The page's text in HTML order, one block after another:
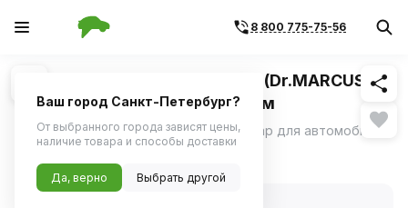
8 800 775-75-56
1/1 Похожие
Ароматизатор на дефлектор (Dr.MARCUS)
"Динамик" SENSO с флаконом
Освежитель воздуха важный аксессуар для автомобиля.
Ваш город Санкт-Петербург?
От выбранного города зависят цены,
наличие товара и способы доставки
Да, верно Выбрать другой